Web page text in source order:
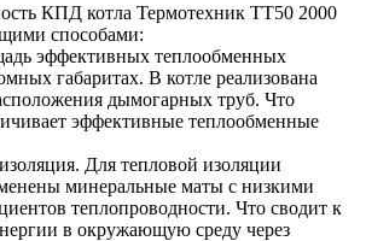
КПД котла Термотехник ТТ50 2000
способами:
эффективных теплообменных
габаритах. В котле реализована
дымогарных труб. Что
эффективные теплообменные
Для тепловой изоляции
минеральные маты с низкими
теплопроводности. Что сводит к
в окружающую среду через